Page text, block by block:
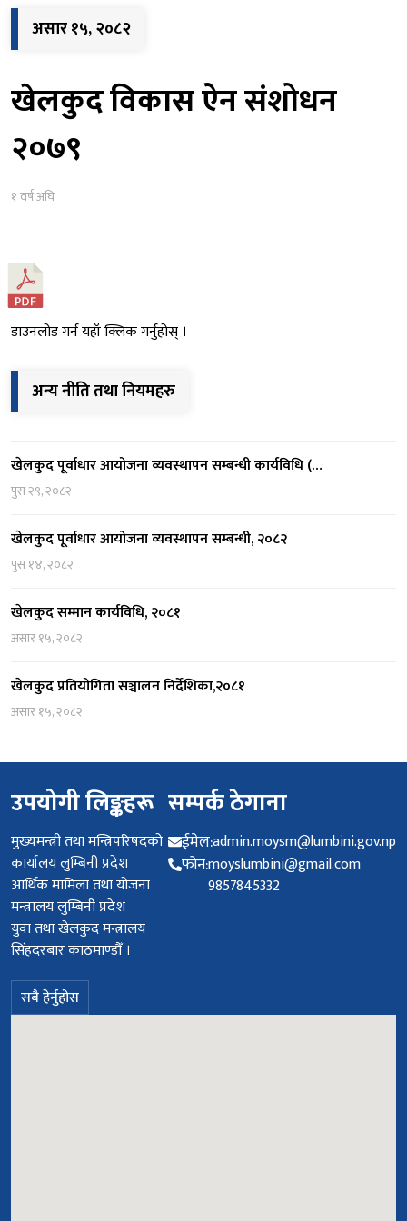
असार १५, २०८२
खेलकुद विकास ऐन संशोधन
२०७९
१ वर्ष अघि
डाउनलोड गर्न यहाँ क्लिक गर्नुहोस् ।
अन्य नीति तथा नियमहरु
खेलकुद पूर्वाधार आयोजना व्यवस्थापन सम्बन्धी कार्यविधि (…
पुस २९, २०८२
खेलकुद पूर्वाधार आयोजना व्यवस्थापन सम्बन्धी, २०८२
पुस १४, २०८२
खेलकुद सम्मान कार्यविधि, २०८१
असार १५, २०८२
खेलकुद प्रतियोगिता सञ्चालन निर्देशिका,२०८१
असार १५, २०८२
उपयोगी लिङ्कहरू
मुख्यमन्त्री तथा मन्त्रिपरिषदको
कार्यालय लुम्बिनी प्रदेश
आर्थिक मामिला तथा योजना
मन्त्रालय लुम्बिनी प्रदेश
युवा तथा खेलकुद मन्त्रालय
सिंहदरबार काठमाण्डौँ ।
सबै हेर्नुहोस
सम्पर्क ठेगाना
ईमेल:admin.moysm@lumbini.gov.np
फोन:moyslumbini@gmail.com
9857845332